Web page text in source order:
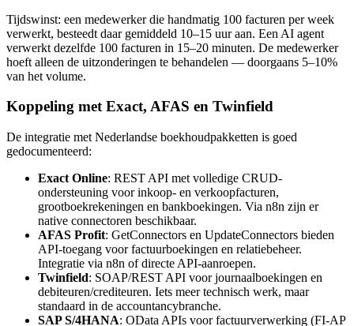
Tijdswinst: een medewerker die handmatig 100 facturen per week
verwerkt, besteedt daar gemiddeld 10–15 uur aan. Een AI agent
verwerkt dezelfde 100 facturen in 15–20 minuten. De medewerker
hoeft alleen de uitzonderingen te behandelen — doorgaans 5–10%
van het volume.
Koppeling met Exact, AFAS en Twinfield
De integratie met Nederlandse boekhoudpakketten is goed
gedocumenteerd:
Exact Online: REST API met volledige CRUD-
ondersteuning voor inkoop- en verkoopfacturen,
grootboekrekeningen en bankboekingen. Via n8n zijn er
native connectoren beschikbaar.
AFAS Profit: GetConnectors en UpdateConnectors bieden
API-toegang voor factuurboekingen en relatiebeheer.
Integratie via n8n of directe API-aanroepen.
Twinfield: SOAP/REST API voor journaalboekingen en
debiteuren/crediteuren. Iets meer technisch werk, maar
standaard in de accountancybranche.
SAP S/4HANA: OData APIs voor factuurverwerking (FI-AP